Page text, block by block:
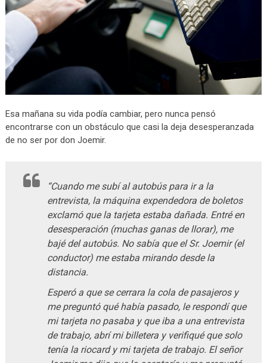
Esa mañana su vida podía cambiar, pero nunca pensó
encontrarse con un obstáculo que casi la deja desesperanzada
de no ser por don Joemir.
“Cuando me subí al autobús para ir a la
entrevista, la máquina expendedora de boletos
exclamó que la tarjeta estaba dañada. Entré en
desesperación (muchas ganas de llorar), me
bajé del autobús. No sabía que el Sr. Joemir (el
conductor) me estaba mirando desde la
distancia.
Esperó a que se cerrara la cola de pasajeros y
me preguntó qué había pasado, le respondí que
mi tarjeta no pasaba y que iba a una entrevista
de trabajo, abrí mi billetera y verifiqué que solo
tenía la riocard y mi tarjeta de trabajo. El señor